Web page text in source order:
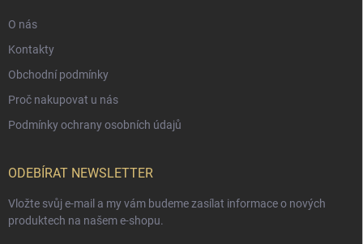
O nás
Kontakty
Obchodní podmínky
Proč nakupovat u nás
Podmínky ochrany osobních údajů
ODEBÍRAT NEWSLETTER
Vložte svůj e-mail a my vám budeme zasílat informace o nových
produktech na našem e-shopu.